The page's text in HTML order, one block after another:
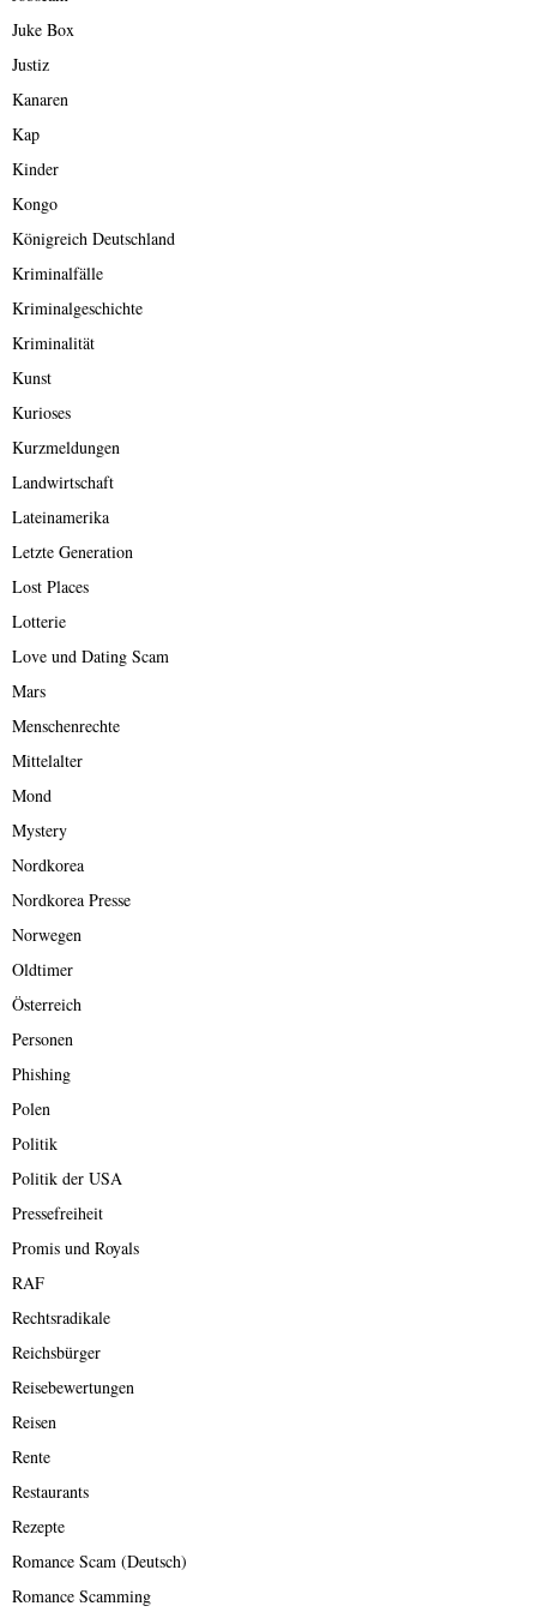
Juke Box
Justiz
Kanaren
Kap
Kinder
Kongo
Königreich Deutschland
Kriminalfälle
Kriminalgeschichte
Kriminalität
Kunst
Kurioses
Kurzmeldungen
Landwirtschaft
Lateinamerika
Letzte Generation
Lost Places
Lotterie
Love und Dating Scam
Mars
Menschenrechte
Mittelalter
Mond
Mystery
Nordkorea
Nordkorea Presse
Norwegen
Oldtimer
Österreich
Personen
Phishing
Polen
Politik
Politik der USA
Pressefreiheit
Promis und Royals
RAF
Rechtsradikale
Reichsbürger
Reisebewertungen
Reisen
Rente
Restaurants
Rezepte
Romance Scam (Deutsch)
Romance Scamming